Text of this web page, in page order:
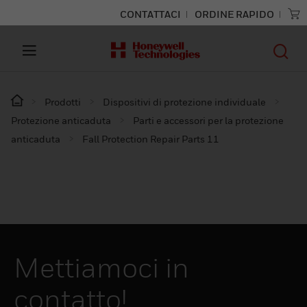
CONTATTACI ORDINE RAPIDO
Prodotti
Dispositivi di protezione individuale
Protezione anticaduta
Parti e accessori per la protezione
anticaduta
Fall Protection Repair Parts 11
Mettiamoci in
contatto!